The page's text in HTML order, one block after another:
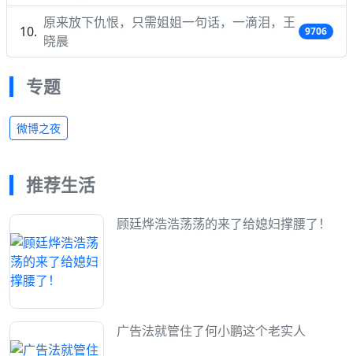
原来放下仇恨，只需姐姐一句话，一滴泪，王
晓晨
9706
专题
微博之夜
推荐生活
顾廷烨浩浩荡荡的来了给媳妇撑腰了！
广告法就管住了何小鹏这个老实人